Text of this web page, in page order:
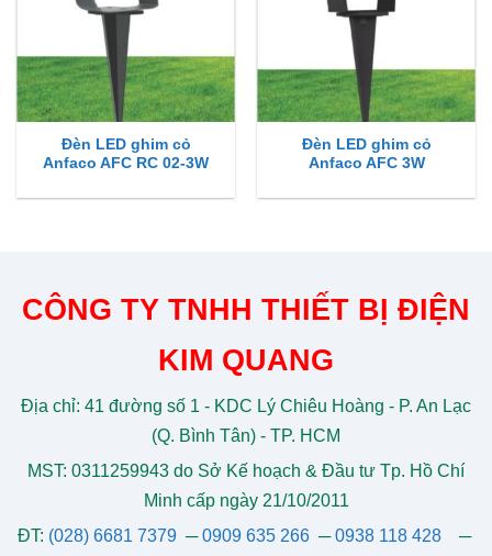
Đèn LED ghim cỏ
Anfaco AFC RC 02-3W
Đèn LED ghim cỏ
Anfaco AFC 3W
CÔNG TY TNHH THIẾT BỊ ĐIỆN
KIM QUANG
Địa chỉ: 41 đường số 1 - KDC Lý Chiêu Hoàng - P. An Lạc
(Q. Bình Tân) - TP. HCM
MST: 0311259943 do Sở Kế hoạch & Đầu tư Tp. Hồ Chí
Minh cấp ngày 21/10/2011
ĐT: (028) 6681 7379 ─0909 635 266─0938 118 428─